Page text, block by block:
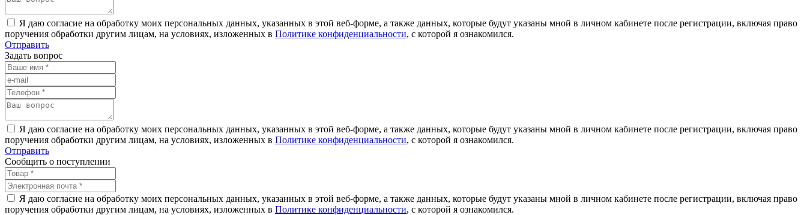
Я даю согласие на обработку моих персональных данных, указанных в этой веб-форме, а также данных, которые будут указаны мной в личном кабинете после регистрации, включая право
поручения обработки другим лицам, на условиях, изложенных в Политике конфиденциальности, с которой я ознакомился.
Отправить
Задать вопрос
Я даю согласие на обработку моих персональных данных, указанных в этой веб-форме, а также данных, которые будут указаны мной в личном кабинете после регистрации, включая право
поручения обработки другим лицам, на условиях, изложенных в Политике конфиденциальности, с которой я ознакомился.
Отправить
Сообщить о поступлении
Я даю согласие на обработку моих персональных данных, указанных в этой веб-форме, а также данных, которые будут указаны мной в личном кабинете после регистрации, включая право
поручения обработки другим лицам, на условиях, изложенных в Политике конфиденциальности, с которой я ознакомился.